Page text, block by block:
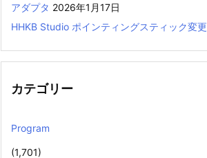
アダプタ 2026年1月17日
HHKB Studio ポインティングスティック変更
カテゴリー
Program
(1,701)